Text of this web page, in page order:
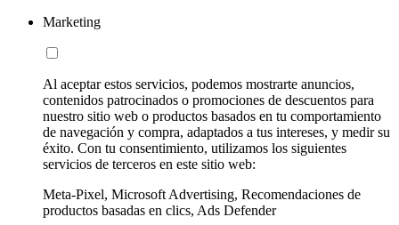
Marketing
Al aceptar estos servicios, podemos mostrarte anuncios,
contenidos patrocinados o promociones de descuentos para
nuestro sitio web o productos basados en tu comportamiento
de navegación y compra, adaptados a tus intereses, y medir su
éxito. Con tu consentimiento, utilizamos los siguientes
servicios de terceros en este sitio web:
Meta-Pixel, Microsoft Advertising, Recomendaciones de
productos basadas en clics, Ads Defender